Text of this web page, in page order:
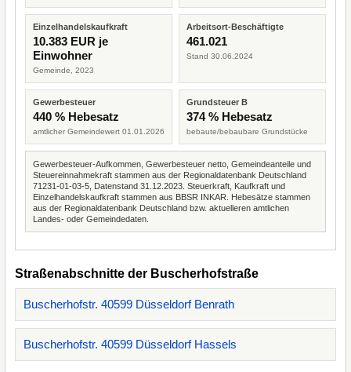
Einzelhandelskaufkraft
10.383 EUR je
Einwohner
Gemeinde, 2023
Arbeitsort-Beschäftigte
461.021
Stand 30.06.2024
Gewerbesteuer
440 % Hebesatz
amtlicher Gemeindewert 01.01.2026
Grundsteuer B
374 % Hebesatz
bebaute/bebaubare Grundstücke
Gewerbesteuer-Aufkommen, Gewerbesteuer netto, Gemeindeanteile und
Steuereinnahmekraft stammen aus der Regionaldatenbank Deutschland
71231-01-03-5, Datenstand 31.12.2023. Steuerkraft, Kaufkraft und
Einzelhandelskaufkraft stammen aus BBSR INKAR. Hebesätze stammen
aus der Regionaldatenbank Deutschland bzw. aktuelleren amtlichen
Landes- oder Gemeindedaten.
Straßenabschnitte der Buscherhofstraße
Buscherhofstr. 40599 Düsseldorf Benrath
Buscherhofstr. 40599 Düsseldorf Hassels